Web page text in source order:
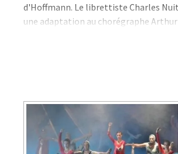
d'Hoffmann. Le librettiste Charles
une adaptation au chorégraphe
l'Opéra de Paris. La musique fut